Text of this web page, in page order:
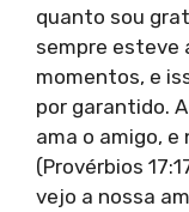
quanto sou
sempre esteve
momentos, e
por garantido.
ama o amigo, e
(Provérbios
vejo a nossa